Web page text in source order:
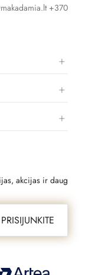
+370
akcijas ir daug
PRISIJUNKITE